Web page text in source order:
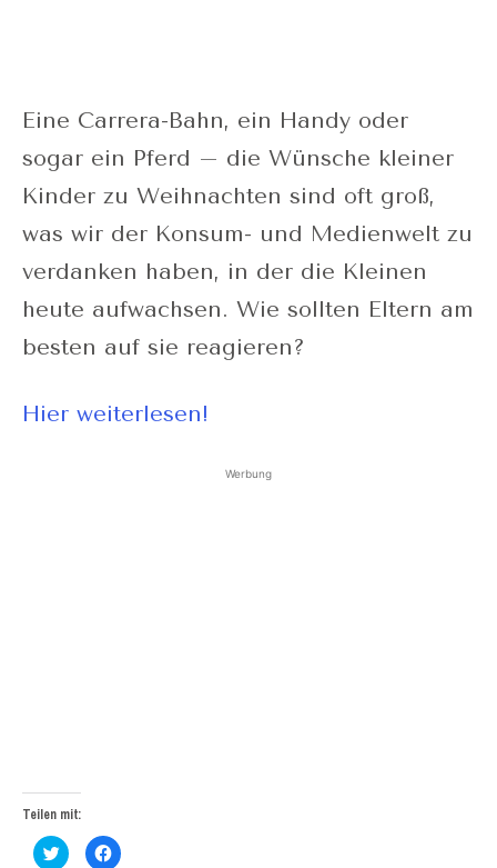
Eine Carrera-Bahn, ein Handy oder
sogar ein Pferd – die Wünsche kleiner
Kinder zu Weihnachten sind oft groß,
was wir der Konsum- und Medienwelt zu
verdanken haben, in der die Kleinen
heute aufwachsen. Wie sollten Eltern am
besten auf sie reagieren?
Hier weiterlesen!
Werbung
Teilen mit:
Klick,
um
Klick,
um